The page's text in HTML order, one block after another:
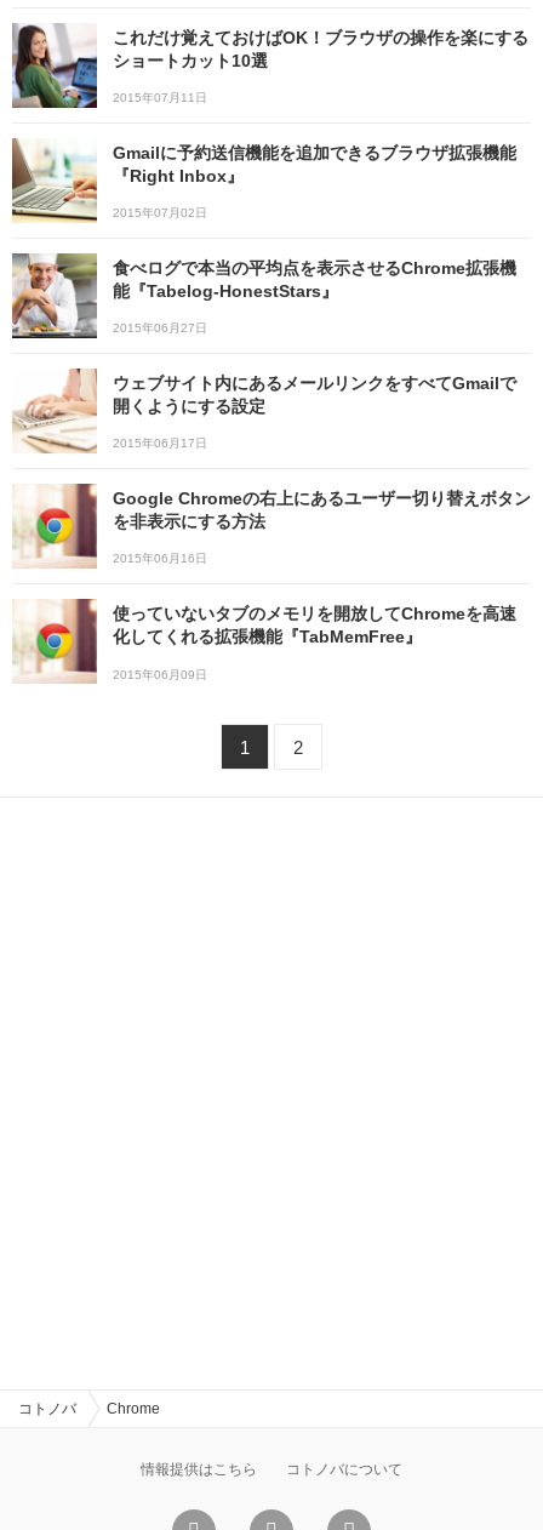
これだけ覚えておけばOK！ブラウザの操作を楽にする
ショートカット10選
2015年07月11日
Gmailに予約送信機能を追加できるブラウザ拡張機能
『Right Inbox』
2015年07月02日
食べログで本当の平均点を表示させるChrome拡張機
能『Tabelog-HonestStars』
2015年06月27日
ウェブサイト内にあるメールリンクをすべてGmailで
開くようにする設定
2015年06月17日
Google Chromeの右上にあるユーザー切り替えボタン
を非表示にする方法
2015年06月16日
使っていないタブのメモリを開放してChromeを高速
化してくれる拡張機能『TabMemFree』
2015年06月09日
1 2
コトノバ Chrome
情報提供はこちら コトノバについて